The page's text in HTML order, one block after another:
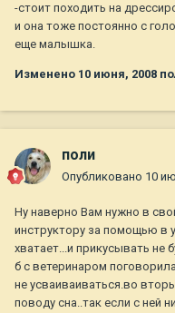
-стоит походить на
и она тоже постоянно с
еще малышка.
Изменено 10 июня, 2008
поли
Опубликовано 10
Ну наверно Вам нужно в
инструктору за помощью в
хватает...и прикусывать не
б с ветеринаром
не усваиваиваться.во
поводу сна..так если с ней